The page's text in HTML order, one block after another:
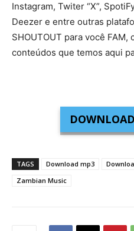
Instagram, Twiter “X”,
Deezer e entre outras
SHOUTOUT para você
conteúdos que temos aqui
TAGS Download mp3
Zambian Music